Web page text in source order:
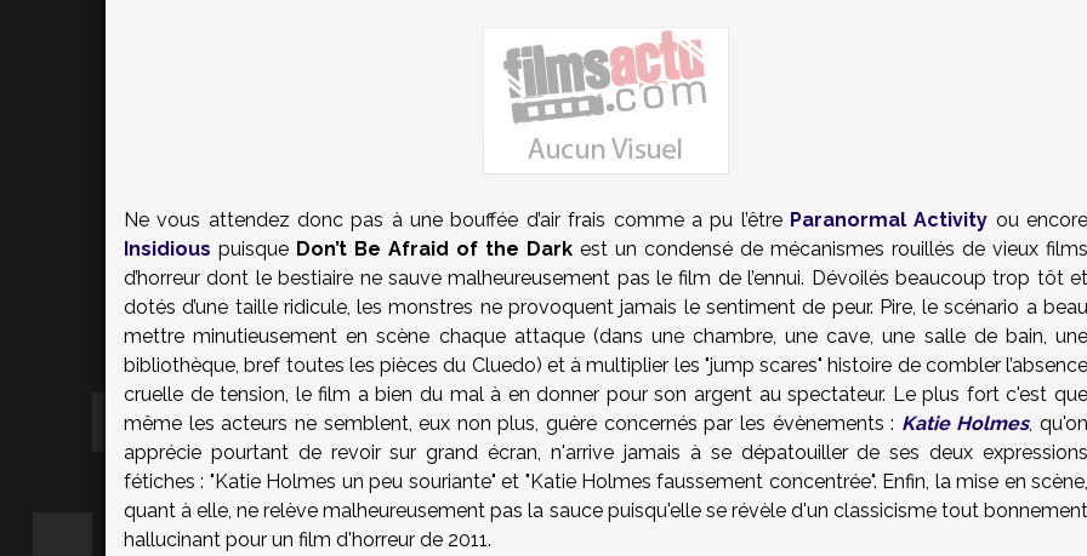
Ne vous attendez donc pas à une bouffée d’air frais comme a pu l’être Paranormal Activity ou encore
Insidious puisque Don’t Be Afraid of the Dark est un condensé de mécanismes rouillés de vieux films
d’horreur dont le bestiaire ne sauve malheureusement pas le film de l’ennui. Dévoilés beaucoup trop tôt et
dotés d’une taille ridicule, les monstres ne provoquent jamais le sentiment de peur. Pire, le scénario a beau
mettre minutieusement en scène chaque attaque (dans une chambre, une cave, une salle de bain, une
bibliothèque, bref toutes les pièces du Cluedo) et à multiplier les "jump scares" histoire de combler l’absence
cruelle de tension, le film a bien du mal à en donner pour son argent au spectateur. Le plus fort c'est que
même les acteurs ne semblent, eux non plus, guère concernés par les évènements : Katie Holmes, qu'on
apprécie pourtant de revoir sur grand écran, n'arrive jamais à se dépatouiller de ses deux expressions
fétiches : "Katie Holmes un peu souriante" et "Katie Holmes faussement concentrée". Enfin, la mise en scène,
quant à elle, ne relève malheureusement pas la sauce puisqu'elle se révèle d'un classicisme tout bonnement
hallucinant pour un film d'horreur de 2011.